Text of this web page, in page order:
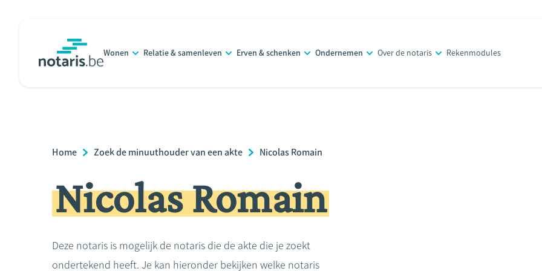
Wonen Relatie & samenleven Erven & schenken Ondernemen Over de notaris Rekenmodules
Breadcrumb
Home Zoek de minuuthouder van een akte Nicolas Romain
Nicolas Romain
Deze notaris is mogelijk de notaris die de akte die je zoekt
ondertekend heeft. Je kan hieronder bekijken welke notaris